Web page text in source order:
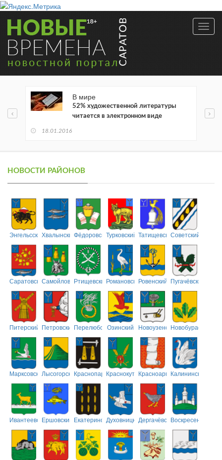
В мире
52% художественной литературы
читается в электронном виде
18.01.2016
НОВОСТИ РАЙОНОВ
ЭнгельсскийХвалынскийФёдоровскийТурковский ТатищевскийСоветский
СаратовскийСамойловскийРтищевскийРомановскийРовенский Пугачёвский
Питерский ПетровскийПерелюбскийОзинский НовоузенскийНовобурасский
МарксовскийЛысогорскийКраснопартизанский
КраснокутскийКрасноармейский
Калининский
ИвантеевскийЕршовский ЕкатериновскийДуховницкийДергачёвскийВоскресенский